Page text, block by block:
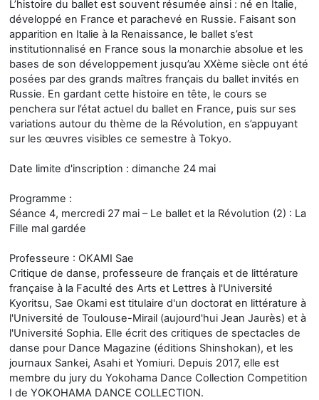
L’histoire du ballet est souvent résumée ainsi : né en Italie,
développé en France et parachevé en Russie. Faisant son
apparition en Italie à la Renaissance, le ballet s’est
institutionnalisé en France sous la monarchie absolue et les
bases de son développement jusqu’au XXème siècle ont été
posées par des grands maîtres français du ballet invités en
Russie. En gardant cette histoire en tête, le cours se
penchera sur l’état actuel du ballet en France, puis sur ses
variations autour du thème de la Révolution, en s’appuyant
sur les œuvres visibles ce semestre à Tokyo.
Date limite d'inscription : dimanche 24 mai
Programme :
Séance 4, mercredi 27 mai – Le ballet et la Révolution (2) : La
Fille mal gardée
Professeure : OKAMI Sae
Critique de danse, professeure de français et de littérature
française à la Faculté des Arts et Lettres à l'Université
Kyoritsu, Sae Okami est titulaire d'un doctorat en littérature à
l'Université de Toulouse-Mirail (aujourd'hui Jean Jaurès) et à
l'Université Sophia. Elle écrit des critiques de spectacles de
danse pour Dance Magazine (éditions Shinshokan), et les
journaux Sankei, Asahi et Yomiuri. Depuis 2017, elle est
membre du jury du Yokohama Dance Collection Competition
I de YOKOHAMA DANCE COLLECTION.